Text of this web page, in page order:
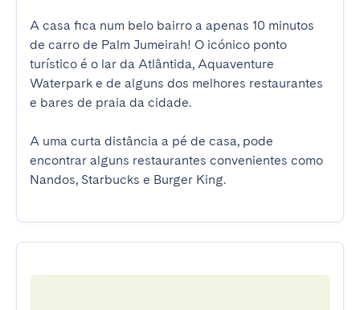
A casa fica num belo bairro a apenas 10 minutos
de carro de Palm Jumeirah! O icónico ponto
turístico é o lar da Atlântida, Aquaventure
Waterpark e de alguns dos melhores restaurantes
e bares de praia da cidade.
A uma curta distância a pé de casa, pode
encontrar alguns restaurantes convenientes como
Nandos, Starbucks e Burger King.